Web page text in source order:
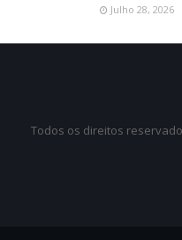
Julho 28, 2026
Todos os direitos